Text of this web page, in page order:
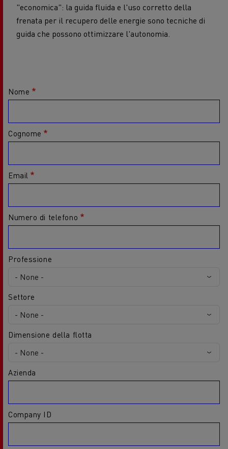
"economica": la guida fluida e l'uso corretto della
frenata per il recupero delle energie sono tecniche di
guida che possono ottimizzare l'autonomia.
Nome
Cognome
Email
Numero di telefono
Professione
Settore
Dimensione della flotta
Azienda
Company ID